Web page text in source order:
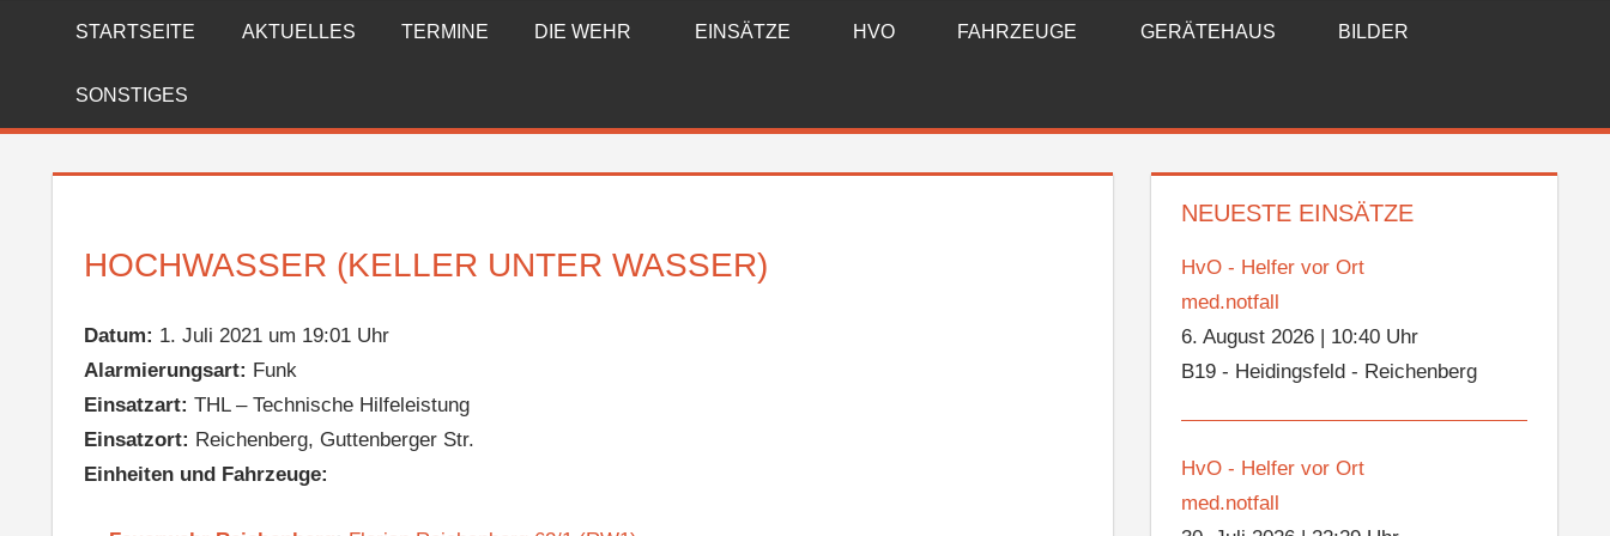
FREIWILLIGE
FEUERWEHR
REICHENBERG
STARTSEITE AKTUELLES TERMINE DIE WEHR EINSÄTZE HVO FAHRZEUGE GERÄTEHAUS BILDER
SONSTIGES
HOCHWASSER (KELLER UNTER WASSER)
Datum: 1. Juli 2021 um 19:01 Uhr
Alarmierungsart: Funk
Einsatzart: THL – Technische Hilfeleistung
Einsatzort: Reichenberg, Guttenberger Str.
Einheiten und Fahrzeuge:
NEUESTE EINSÄTZE
HvO - Helfer vor Ort
med.notfall
6. August 2026
10:40 Uhr
B19 - Heidingsfeld - Reichenberg
HvO - Helfer vor Ort
med.notfall